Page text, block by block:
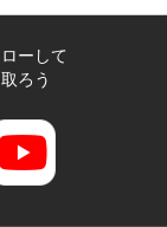
ーして
ろう